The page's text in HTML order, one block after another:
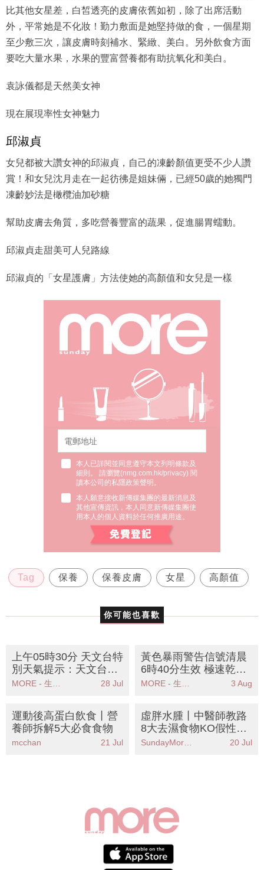
比其他女星差，白皙透亮的皮膚依舊如初，除了出席活動
外，平常她是不化妝！勤力敷面是她堅持做的食，一個星期
至少敷三次，讓皮膚時刻補水、緊緻、美白。另外飲食方面
要吃大量水果，水果的豐富營養都有助抗氧化和美白。
袁詠儀都是天然美女神
現在展現率性女神魅力
邱淑貞
女兒都被大讚女神的邱淑貞，自己的凍齡顏值更受不少人讚
賞！和女兒沈月走在一起彷彿是姐妹倆，已經50歲的她獨門
凍齡妙法是橄欖油加砂糖
幫助皮膚去角質，多吃營養豐富的蔬果，促進腸胃蠕動。
邱淑貞走甜美可人兒路線
邱淑貞的「女星護膚」方法使她的高顏值和女兒是一樣
本人已詳閱並同意遵守本文列明條款及
細則。 請瀏覽(nmg.com.hk/privacy) 閱
讀本公司的私隱政策聲明。
本人願意接收新傳媒集團的最新消息及
其他宣傳資訊，本人同意新傳媒集團使
用本人的個人資料於任何推廣用途。
Tag 保養 保養皮膚 女星 高顏值
你可能也喜歡
上午05時30分 天文台特
別天氣提示：天文台提
醒珠江口雨區逐漸靠近
MORE - 生活品味 28 Jul
黃色暴雨警告信號清晨
6時40分生效 極速乾鞋
妙法助你雨後無憂
MORE - 生活品味 3 Aug
運動後高蛋白飲食丨營
養師拆解5大必食食物
mcchan 21 Jul
虛胖水腫丨中醫師教路
8大去濕食物KO假性肥
胖！拆解濕氣重成因＋
20 Jul